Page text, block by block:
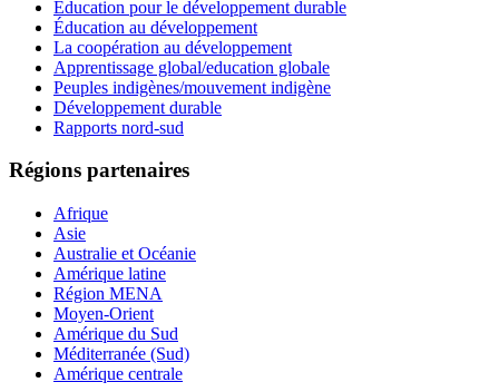
Education pour le développement durable
Éducation au développement
La coopération au développement
Apprentissage global/education globale
Peuples indigènes/mouvement indigène
Développement durable
Rapports nord-sud
Régions partenaires
Afrique
Asie
Australie et Océanie
Amérique latine
Région MENA
Moyen-Orient
Amérique du Sud
Méditerranée (Sud)
Amérique centrale